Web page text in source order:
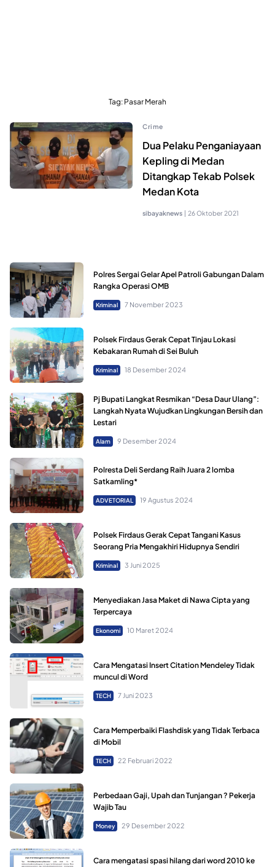
Tag: Pasar Merah
Crime
Dua Pelaku Penganiayaan
Kepling di Medan
Ditangkap Tekab Polsek
Medan Kota
sibayaknews | 26 Oktober 2021
Polres Sergai Gelar Apel Patroli Gabungan Dalam
Rangka Operasi OMB
Kriminal 7 November 2023
Polsek Firdaus Gerak Cepat Tinjau Lokasi
Kebakaran Rumah di Sei Buluh
Kriminal 18 Desember 2024
Pj Bupati Langkat Resmikan “Desa Daur Ulang”:
Langkah Nyata Wujudkan Lingkungan Bersih dan
Lestari
Alam 9 Desember 2024
Polresta Deli Serdang Raih Juara 2 lomba
Satkamling*
ADVETORIAL 19 Agustus 2024
Polsek Firdaus Gerak Cepat Tangani Kasus
Seorang Pria Mengakhiri Hidupnya Sendiri
Kriminal 3 Juni 2025
Menyediakan Jasa Maket di Nawa Cipta yang
Terpercaya
Ekonomi 10 Maret 2024
Cara Mengatasi Insert Citation Mendeley Tidak
muncul di Word
TECH 7 Juni 2023
Cara Memperbaiki Flashdisk yang Tidak Terbaca
di Mobil
TECH 22 Februari 2022
Perbedaan Gaji, Upah dan Tunjangan ? Pekerja
Wajib Tau
Money 29 Desember 2022
Cara mengatasi spasi hilang dari word 2010 ke